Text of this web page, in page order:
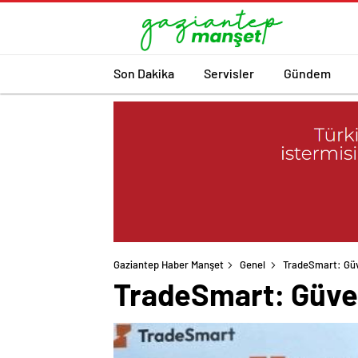
Son Dakika Servisler Gündem
Gaziantep Haber Manşet Genel TradeSmart:
TradeSmart: